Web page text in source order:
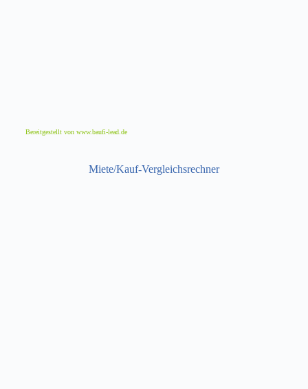
Bereitgestellt von www.baufi-lead.de
Miete/Kauf-Vergleichsrechner